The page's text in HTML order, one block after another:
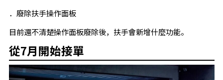
．廢除扶手操作面板
目前還不清楚操作面板廢除後，扶手會新增什麼功能。
從7月開始接單